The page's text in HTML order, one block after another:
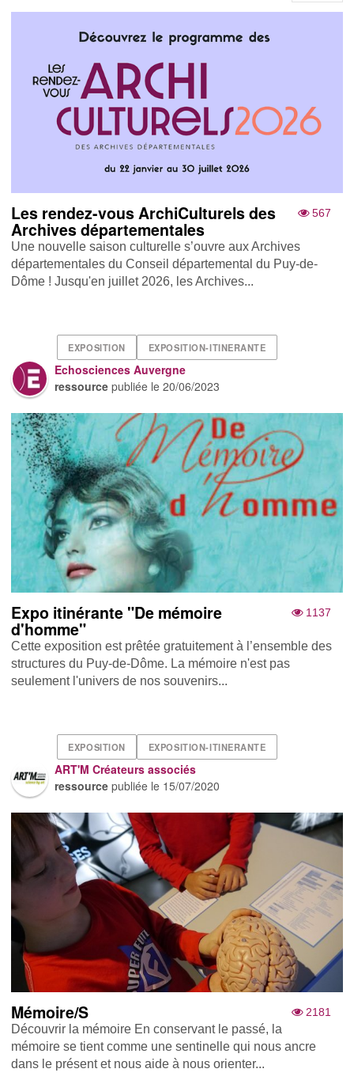
567
Les rendez-vous ArchiCulturels des
Archives départementales
Une nouvelle saison culturelle s’ouvre aux Archives
départementales du Conseil départemental du Puy-de-
Dôme ! Jusqu'en juillet 2026, les Archives...
EXPOSITION EXPOSITION-ITINERANTE
Echosciences Auvergne
ressource publiée le20/06/2023
1137
Expo itinérante "De mémoire
d'homme"
Cette exposition est prêtée gratuitement à l’ensemble des
structures du Puy-de-Dôme. La mémoire n'est pas
seulement l'univers de nos souvenirs...
EXPOSITION EXPOSITION-ITINERANTE
ART'M Créateurs associés
ressource publiée le 15/07/2020
2181
Mémoire/S
Découvrir la mémoire En conservant le passé, la
mémoire se tient comme une sentinelle qui nous ancre
dans le présent et nous aide à nous orienter...